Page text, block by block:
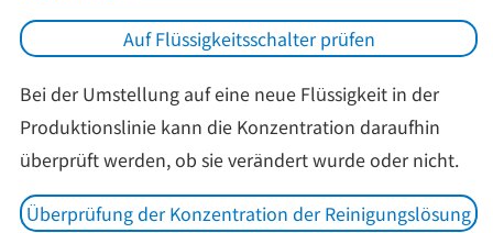
Auf Flüssigkeitsschalter prüfen
Bei der Umstellung auf eine neue Flüssigkeit in der
Produktionslinie kann die Konzentration daraufhin
überprüft werden, ob sie verändert wurde oder nicht.
Überprüfung der Konzentration der Reinigungslösung